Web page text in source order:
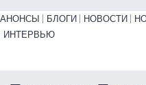
Primary links bottom
АНОНСЫ БЛОГИ НОВОСТИ
ИНТЕРВЬЮ